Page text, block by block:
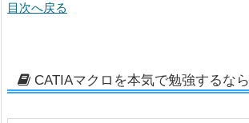
目次へ戻る
CATIAマクロを本気で勉強するなら